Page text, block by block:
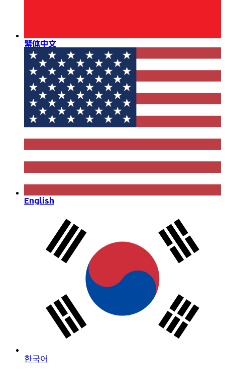
繁体中文
English
한국어